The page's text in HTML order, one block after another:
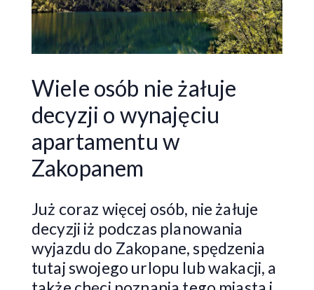
Wiele osób nie żałuje
decyzji o wynajęciu
apartamentu w
Zakopanem
Już coraz więcej osób, nie żałuje
decyzji iż podczas planowania
wyjazdu do Zakopane, spędzenia
tutaj swojego urlopu lub wakacji, a